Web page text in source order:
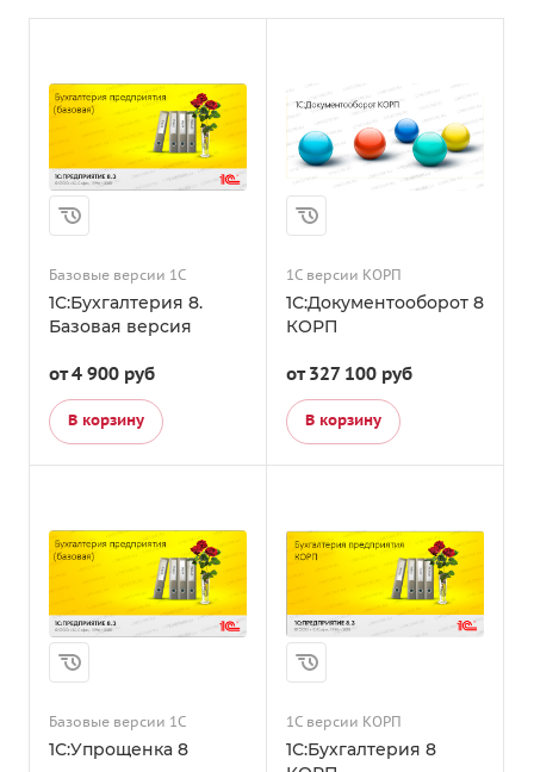
Базовые версии 1С
1С:Бухгалтерия 8.
Базовая версия
от 4 900 руб
В корзину
1С версии КОРП
1С:Документооборот 8
КОРП
от 327 100 руб
В корзину
Базовые версии 1С
1С:Упрощенка 8
1С версии КОРП
1С:Бухгалтерия 8